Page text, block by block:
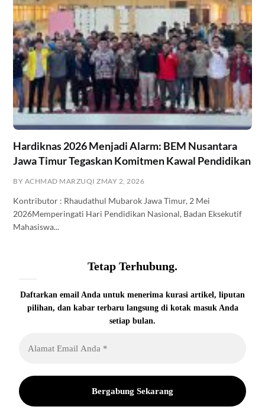
Hardiknas 2026 Menjadi Alarm: BEM Nusantara
Jawa Timur Tegaskan Komitmen Kawal Pendidikan
BY ACHMAD MARZUQI ZMAY 2, 2026
Kontributor : Rhaudathul Mubarok Jawa Timur, 2 Mei
2026Memperingati Hari Pendidikan Nasional, Badan Eksekutif
Mahasiswa...
Tetap Terhubung.
Daftarkan email Anda untuk menerima kurasi artikel, liputan
pilihan, dan kabar terbaru langsung di kotak masuk Anda
setiap bulan.